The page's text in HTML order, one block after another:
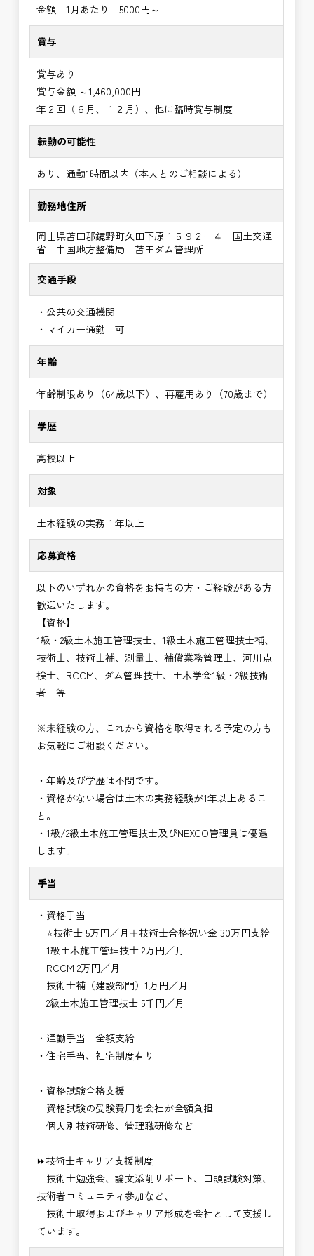
金額 1月あたり 5000円～
賞与
賞与あり
賞与金額 ～1,460,000円
年２回（６月、１２月）、他に臨時賞与制度
転勤の可能性
あり、通勤1時間以内（本人とのご相談による）
勤務地住所
岡山県苫田郡鏡野町久田下原１５９２ー４ 国土交通
省 中国地方整備局 苫田ダム管理所
交通手段
・公共の交通機関
・マイカー通勤 可
年齢
年齢制限あり（64歳以下）、再雇用あり（70歳まで）
学歴
高校以上
対象
土木経験の実務１年以上
応募資格
以下のいずれかの資格をお持ちの方・ご経験がある方
歓迎いたします。
【資格】
1級・2級土木施工管理技士、1級土木施工管理技士補、
技術士、技術士補、測量士、補償業務管理士、河川点
検士、RCCM、ダム管理技士、土木学会1級・2級技術
者 等
※未経験の方、これから資格を取得される予定の方も
お気軽にご相談ください。
・年齢及び学歴は不問です。
・資格がない場合は土木の実務経験が1年以上あるこ
と。
・1級/2級土木施工管理技士及びNEXCO管理員は優遇
します。
手当
・資格手当
⭐技術士 5万円／月＋技術士合格祝い金 30万円支給
1級土木施工管理技士 2万円／月
RCCM 2万円／月
技術士補（建設部門）1万円／月
2級土木施工管理技士 5千円／月
・通勤手当 全額支給
・住宅手当、社宅制度有り
・資格試験合格支援
資格試験の受験費用を会社が全額負担
個人別技術研修、管理職研修など
⏩技術士キャリア支援制度
技術士勉強会、論文添削サポート、口頭試験対策、
技術者コミュニティ参加など、
技術士取得およびキャリア形成を会社として支援し
ています。